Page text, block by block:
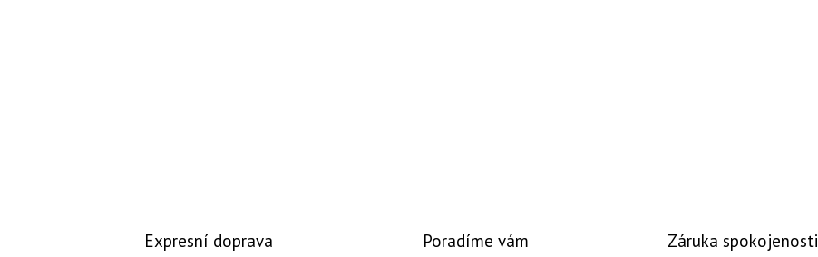
Expresní doprava Poradíme vám Záruka spokojenosti